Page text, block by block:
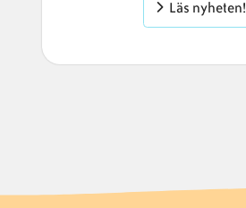
Läs nyheten!